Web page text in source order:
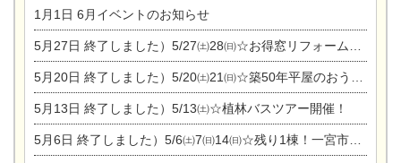
1月1日 6月イベントのお知らせ
5月27日 終了しました）5/27㈯28㈰☆お得窓リフォーム個別相談会
5月20日 終了しました）5/20㈯21㈰☆築50年平屋のおうちリノベーション完成見学会
5月13日 終了しました）5/13㈯☆植林バスツアー開催！
5月6日 終了しました）5/6㈯7㈰14㈰☆残り1棟！一宮市限定モニター募集相談会(新築・建替え)